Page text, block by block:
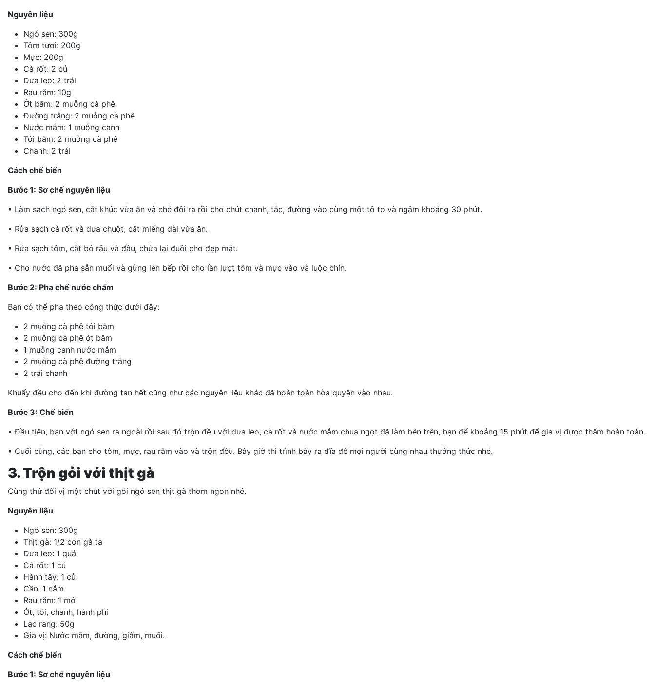
Nguyên liệu
Ngó sen: 300g
Tôm tươi: 200g
Mực: 200g
Cà rốt: 2 củ
Dưa leo: 2 trái
Rau răm: 10g
Ớt băm: 2 muỗng cà phê
Đường trắng: 2 muỗng cà phê
Nước mắm: 1 muỗng canh
Tỏi băm: 2 muỗng cà phê
Chanh: 2 trái
Cách chế biến
Bước 1: Sơ chế nguyên liệu
• Làm sạch ngó sen, cắt khúc vừa ăn và chẻ đôi ra rồi cho chút chanh, tắc, đường vào cùng một tô to và ngâm khoảng 30 phút.
• Rửa sạch cà rốt và dưa chuột, cắt miếng dài vừa ăn.
• Rửa sạch tôm, cắt bỏ râu và đầu, chừa lại đuôi cho đẹp mắt.
• Cho nước đã pha sẵn muối và gừng lên bếp rồi cho lần lượt tôm và mực vào và luộc chín.
Bước 2: Pha chế nước chấm
Bạn có thể pha theo công thức dưới đây:
2 muỗng cà phê tỏi băm
2 muỗng cà phê ớt băm
1 muỗng canh nước mắm
2 muỗng cà phê đường trắng
2 trái chanh
Khuấy đều cho đến khi đường tan hết cũng như các nguyên liệu khác đã hoàn toàn hòa quyện vào nhau.
Bước 3: Chế biến
• Đầu tiên, bạn vớt ngó sen ra ngoài rồi sau đó trộn đều với dưa leo, cà rốt và nước mắm chua ngọt đã làm bên trên, bạn để khoảng 15 phút để gia vị được thấm hoàn toàn.
• Cuối cùng, các bạn cho tôm, mực, rau răm vào và trộn đều. Bây giờ thì trình bày ra đĩa để mọi người cùng nhau thưởng thức nhé.
3. Trộn gỏi với thịt gà
Cùng thử đổi vị một chút với gỏi ngó sen thịt gà thơm ngon nhé.
Nguyên liệu
Ngó sen: 300g
Thịt gà: 1/2 con gà ta
Dưa leo: 1 quả
Cà rốt: 1 củ
Hành tây: 1 củ
Cần: 1 nắm
Rau răm: 1 mớ
Ớt, tỏi, chanh, hành phi
Lạc rang: 50g
Gia vị: Nước mắm, đường, giấm, muối.
Cách chế biến
Bước 1: Sơ chế nguyên liệu